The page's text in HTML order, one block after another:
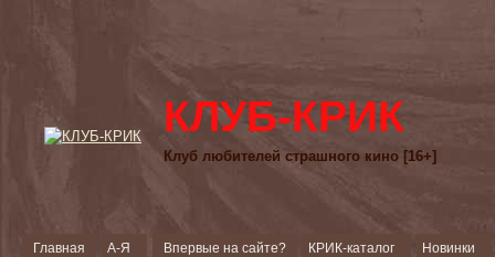
КЛУБ-КРИК
Клуб любителей страшного кино [16+]
Главная А-Я Впервые на сайте? КРИК-каталог Новинки